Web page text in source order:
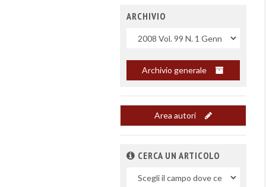
ARCHIVIO
Uscite
Archivio generale
Area autori
CERCA UN ARTICOLO
Nel